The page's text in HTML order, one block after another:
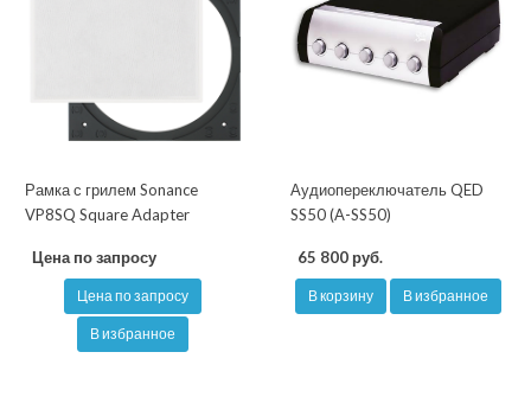
Рамка с грилем Sonance
VP8SQ Square Adapter
Цена по запросу
Цена по запросу
В избранное
Аудиопереключатель QED
SS50 (A-SS50)
65 800 руб.
В корзину В избранное